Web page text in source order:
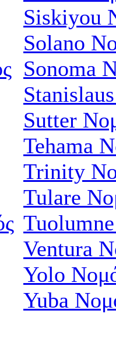
Siskiyou
Solano
Sonoma
Sutter
Tehama
Trinity
Tulare
Ventura
Yolo
Yuba